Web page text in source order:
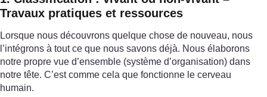
Travaux pratiques et ressources
Lorsque nous découvrons quelque chose de nouveau, nous
l’intégrons à tout ce que nous savons déjà. Nous élaborons
notre propre vue d’ensemble (système d’organisation) dans
notre tête. C’est comme cela que fonctionne le cerveau
humain.